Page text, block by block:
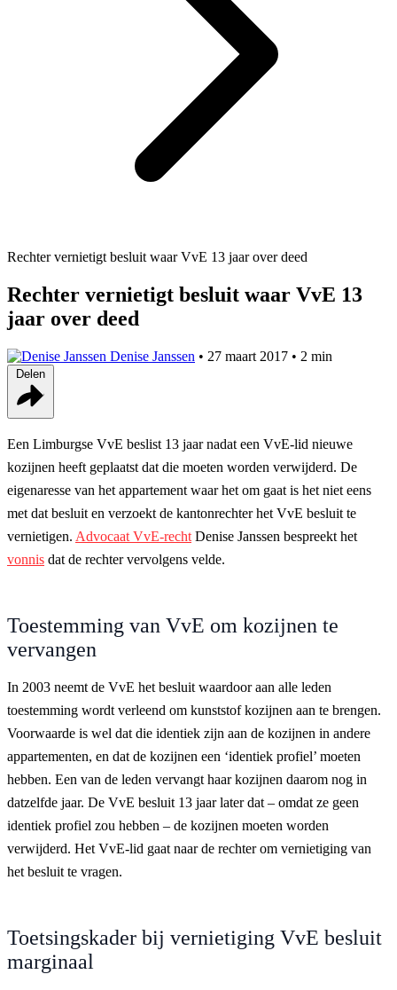
Rechter vernietigt besluit waar VvE 13 jaar over deed
Rechter vernietigt besluit waar VvE 13
jaar over deed
Denise Janssen • 27 maart 2017 • 2 min
Een Limburgse VvE beslist 13 jaar nadat een VvE-lid nieuwe
kozijnen heeft geplaatst dat die moeten worden verwijderd. De
eigenaresse van het appartement waar het om gaat is het niet eens
met dat besluit en verzoekt de kantonrechter het VvE besluit te
vernietigen. Advocaat VvE-recht Denise Janssen bespreekt het
vonnis dat de rechter vervolgens velde.
Toestemming van VvE om kozijnen te
vervangen
In 2003 neemt de VvE het besluit waardoor aan alle leden
toestemming wordt verleend om kunststof kozijnen aan te brengen.
Voorwaarde is wel dat die identiek zijn aan de kozijnen in andere
appartementen, en dat de kozijnen een ‘identiek profiel’ moeten
hebben. Een van de leden vervangt haar kozijnen daarom nog in
datzelfde jaar. De VvE besluit 13 jaar later dat – omdat ze geen
identiek profiel zou hebben – de kozijnen moeten worden
verwijderd. Het VvE-lid gaat naar de rechter om vernietiging van
het besluit te vragen.
Toetsingskader bij vernietiging VvE besluit
marginaal